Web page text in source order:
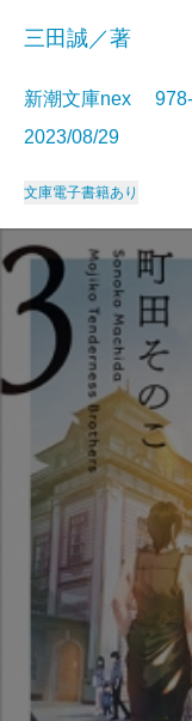
三田誠／著
新潮文庫nex
2023/08/29
文庫電子書籍あり